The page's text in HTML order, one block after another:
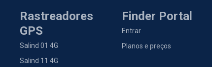
Rastreadores
GPS
Salind 01 4G
Salind 11 4G
Finder Portal
Entrar
Planos e preços